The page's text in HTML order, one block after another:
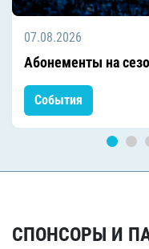
07.08.2026
Абонементы на
События
СПОНСОРЫ И